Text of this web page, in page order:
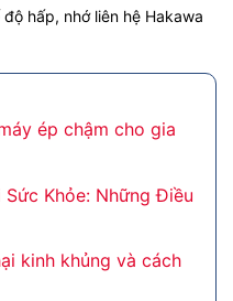
hấp, nhớ liên hệ Hakawa
ép chậm cho gia
Sức Khỏe: Những Điều
kinh khủng và cách